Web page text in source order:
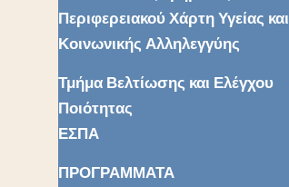
Περιφερειακού Χάρτη Υγείας και
Κοινωνικής Αλληλεγγύης
Τμήμα Βελτίωσης και Ελέγχου
Ποιότητας
ΕΣΠΑ
ΠΡΟΓΡΑΜΜΑΤΑ